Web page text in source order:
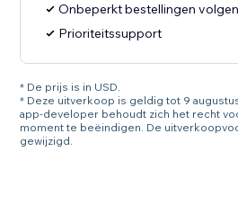
Onbeperkt bestellingen volgen
Prioriteitssupport
* De prijs is in USD.
* Deze uitverkoop is geldig tot 9
app-developer behoudt zich het recht
moment te beëindigen. De
gewijzigd.